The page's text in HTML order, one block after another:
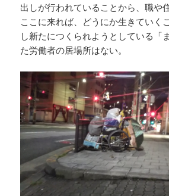
出しが行われていることから、職や
ここに来れば、どうにか生きていく
し新たにつくられようとしている「
た労働者の居場所はない。